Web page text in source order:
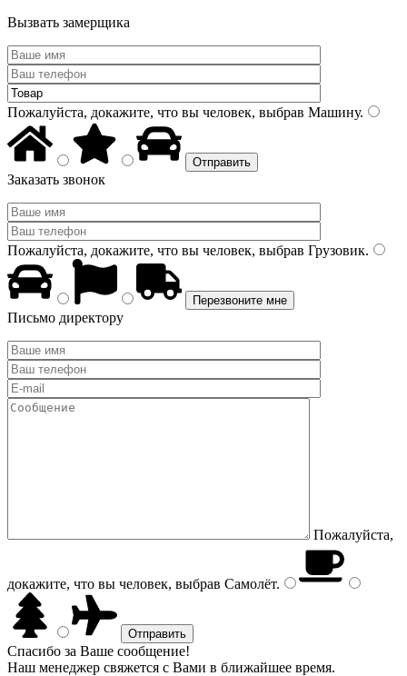
Вызвать замерщика
Пожалуйста, докажите, что вы человек, выбрав Машину.
Заказать звонок
Пожалуйста, докажите, что вы человек, выбрав Грузовик.
Письмо директору
Пожалуйста,
докажите, что вы человек, выбрав Самолёт.
Спасибо за Ваше сообщение!
Наш менеджер свяжется с Вами в ближайшее время.